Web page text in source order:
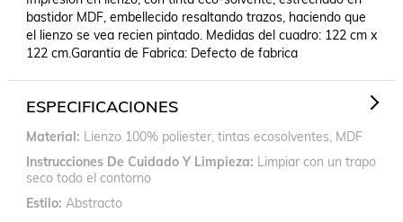
bastidor MDF, embellecido resaltando trazos, haciendo que
el lienzo se vea recien pintado. Medidas del cuadro: 122 cm x
122 cm.Garantia de Fabrica: Defecto de fabrica
ESPECIFICACIONES
Material Lienzo 100% poliester, tintas ecosolventes, MDF
Instrucciones De Cuidado Y Limpieza Limpiar con un trapo
seco todo el contorno
Estilo Abstracto